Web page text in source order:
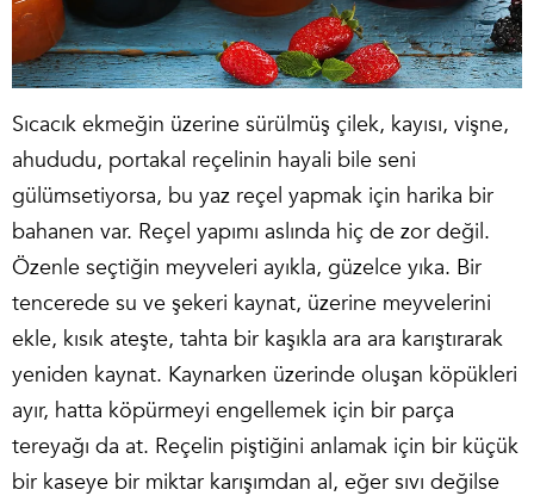
Sıcacık ekmeğin üzerine sürülmüş çilek, kayısı, vişne,
ahududu, portakal reçelinin hayali bile seni
gülümsetiyorsa, bu yaz reçel yapmak için harika bir
bahanen var. Reçel yapımı aslında hiç de zor değil.
Özenle seçtiğin meyveleri ayıkla, güzelce yıka. Bir
tencerede su ve şekeri kaynat, üzerine meyvelerini
ekle, kısık ateşte, tahta bir kaşıkla ara ara karıştırarak
yeniden kaynat. Kaynarken üzerinde oluşan köpükleri
ayır, hatta köpürmeyi engellemek için bir parça
tereyağı da at. Reçelin piştiğini anlamak için bir küçük
bir kaseye bir miktar karışımdan al, eğer sıvı değilse